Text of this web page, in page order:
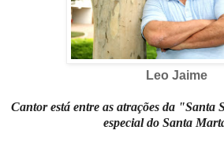
Leo Jaime
Cantor está entre as atrações da "Santa
especial do Santa